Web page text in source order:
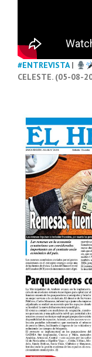
#ENTREVISTA|
CELESTE. (05-08-